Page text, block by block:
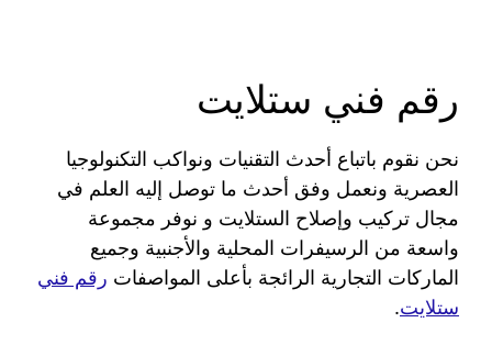
رقم فني ستلايت
نحن نقوم باتباع أحدث التقنيات ونواكب التكنولوجيا
العصرية ونعمل وفق أحدث ما توصل إليه العلم في
مجال تركيب وإصلاح الستلايت و نوفر مجموعة
واسعة من الرسيفرات المحلية والأجنبية وجميع
الماركات التجارية الرائجة بأعلى المواصفات رقم فني
ستلايت.